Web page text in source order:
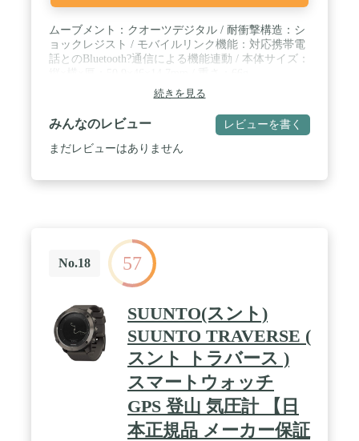
点灯機能は開始時間と終了時間を設定できるので、
夜寝る時に邪魔にならないように設定できます。 /
⌚【長時間バッテリー持ち & IP68防水】低消費エネ
ルギーチップとBluetooth 5.0を採用しており、接続
です。さらに、待機時間は30日、頻繁に充電作業の
手間が省けます。IP68防水機能を搭載しており、日
常的な手洗いや雨、汗などの使用に対応していま
す。注意：ダイビングや温泉に使用禁止！ / 💌【ギ
フト対応・1年安心保証】👉👉「専属アプリ：
具合については無償に当該商品の交換をさせていた
だきますので、ご遠慮なくお問い合わせてくださ
い。ご問題を解決するために最善を尽くして、必ず
24時間内に対応しております。連絡方法：「アカウ
ントサービス」＞「注文履歴」＞「販売元」＞「質
問する」
ムーブメント：クオーツデジタル / 耐衝撃構造：シ
ョックレジスト / モバイルリンク機能：対応携帯電
話とのBluetooth?通信による機能連動 / 本体サイズ：
続きを見る
みんなのレビュー レビューを書く
まだレビューはありません
No.18 57
SUUNTO(スント)
SUUNTO TRAVERSE (
スント トラバース )
スマートウォッチ
GPS 登山 気圧計 【日
本正規品 メーカー保証